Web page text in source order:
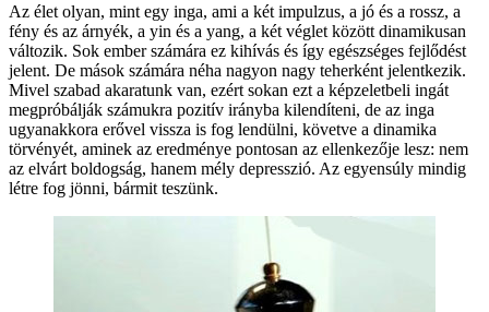
Az élet olyan, mint egy inga, ami a két impulzus, a jó és a rossz, a
fény és az árnyék, a yin és a yang, a két véglet között dinamikusan
változik. Sok ember számára ez kihívás és így egészséges fejlődést
jelent. De mások számára néha nagyon nagy teherként jelentkezik.
Mivel szabad akaratunk van, ezért sokan ezt a képzeletbeli ingát
megpróbálják számukra pozitív irányba kilendíteni, de az inga
ugyanakkora erővel vissza is fog lendülni, követve a dinamika
törvényét, aminek az eredménye pontosan az ellenkezője lesz: nem
az elvárt boldogság, hanem mély depresszió. Az egyensúly mindig
létre fog jönni, bármit teszünk.